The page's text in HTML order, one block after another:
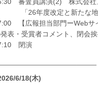
審査員講演(2) 株式会社
26年度改定と新たな地域
【広報担当部門ーWebサ
表・受賞者コメント、閉会
閉演
6/18(木)